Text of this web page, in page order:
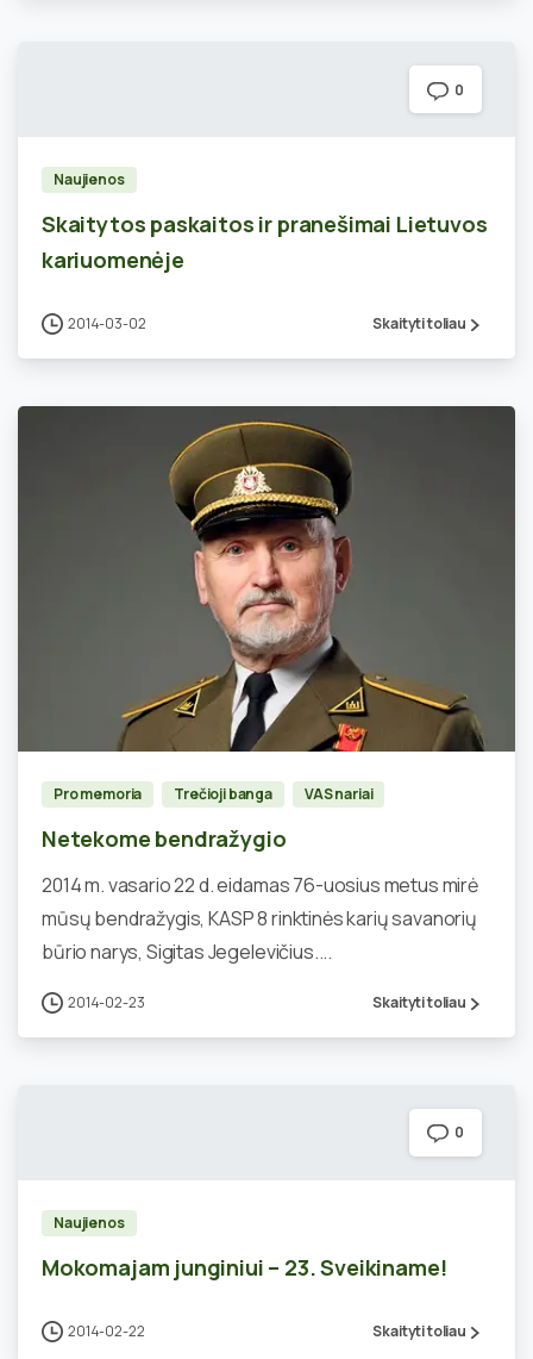
0
Naujienos
Skaitytos paskaitos ir pranešimai Lietuvos
kariuomenėje
2014-03-02 Skaityti toliau
1
Pro memoria Trečioji banga VAS nariai
Netekome bendražygio
2014 m. vasario 22 d. eidamas 76-uosius metus mirė
mūsų bendražygis, KASP 8 rinktinės karių savanorių
būrio narys, Sigitas Jegelevičius....
2014-02-23 Skaityti toliau
0
Naujienos
Mokomajam junginiui – 23. Sveikiname!
2014-02-22 Skaityti toliau